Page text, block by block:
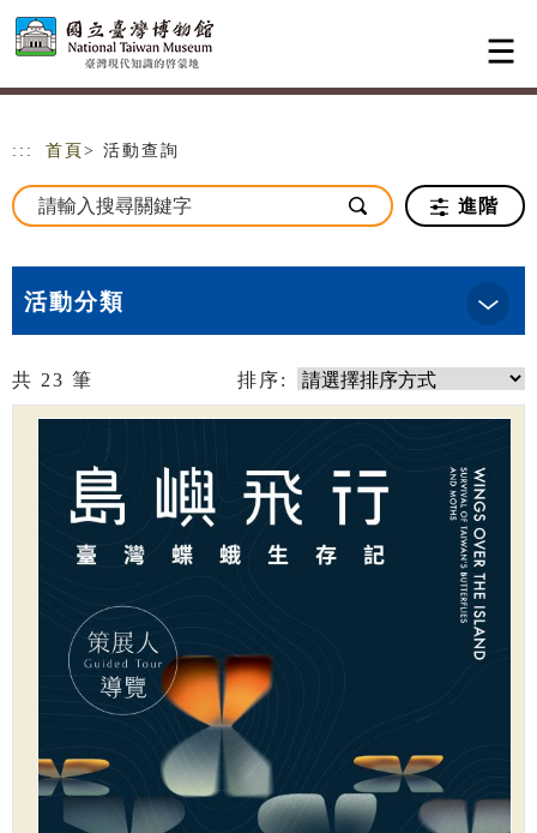
跳到主要內容
網站導覽
::: 首頁 > 活動查詢
進階
活動分類
共 23 筆 排序: